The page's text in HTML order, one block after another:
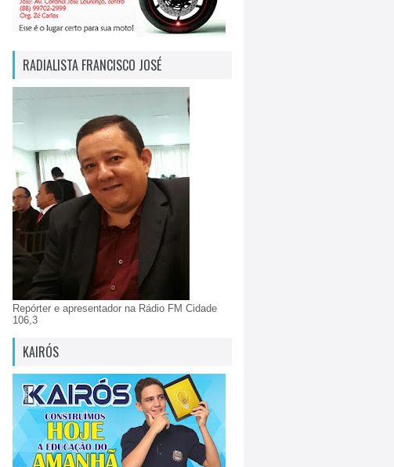
RADIALISTA FRANCISCO JOSÉ
Repórter e apresentador na Rádio FM Cidade
106,3
KAIRÓS